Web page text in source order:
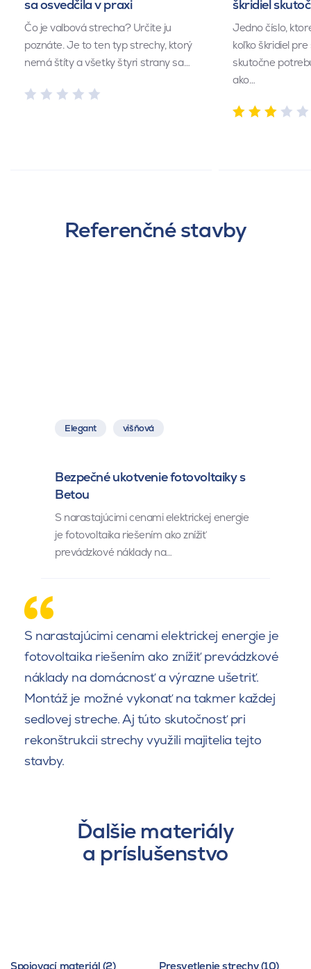
sa osvedčila v praxi
Čo je valbová strecha? Určite ju
poznáte. Je to ten typ strechy, ktorý
nemá štíty a všetky štyri strany sa…
škridiel
Jedno číslo,
koľko škridiel
skutočne
ako…
Referenčné stavby
Elegant višňová
Bezpečné ukotvenie fotovoltaiky s
Betou
S narastajúcimi cenami elektrickej energie
je fotovoltaika riešením ako znížiť
prevádzkové náklady na…
S narastajúcimi cenami elektrickej energie je
fotovoltaika riešením ako znížiť prevádzkové
náklady na domácnosť a výrazne ušetriť.
Montáž je možné vykonať na takmer každej
sedlovej streche. Aj túto skutočnosť pri
rekonštrukcii strechy využili majitelia tejto
stavby.
Ďalšie materiály
a príslušenstvo
Spojovací materiál (2) Presvetlenie strechy (10)